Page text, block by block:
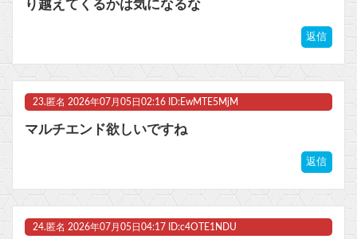
り越えてくるかは気になるな
返信
23. 匿名 2026年07月05日02:16 ID:EwMTE5MjM
マルチエンド欲しいですね
返信
24. 匿名 2026年07月05日04:17 ID:c4OTE1NDU